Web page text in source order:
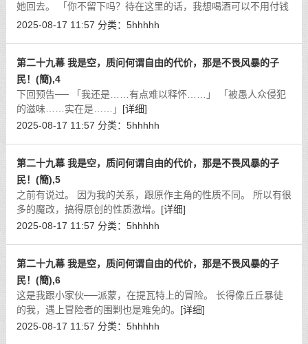
她回去。 「你不留下吗？待在这里的话，我想喝酒可以不用付钱
哦！」[详细]
2025-08-17 11:57 分类： 5hhhhh
第二十九幕 我是空，质问何谓自由的代价，那是不畏风暴的子
民！(簡),4
下回预告── 「我还是……有点难以释怀……」 「被愚人众侵犯
的滋味……实在是……」 [详细]
2025-08-17 11:57 分类： 5hhhhh
第二十九幕 我是空，质问何谓自由的代价，那是不畏风暴的子
民！(簡),5
之前有说过。 因为我的关系，跟原作主角的性质不同。 所以有很
多的魔改，搞得原创的性质激增。 [详细]
2025-08-17 11:57 分类： 5hhhhh
第二十九幕 我是空，质问何谓自由的代价，那是不畏风暴的子
民！(簡),6
这是我跟小家伙──派蒙，在提瓦特上的冒险。 长得像丘丘暴徒
的我，遇上冒险者的围剿也是难免的。 [详细]
2025-08-17 11:57 分类： 5hhhhh